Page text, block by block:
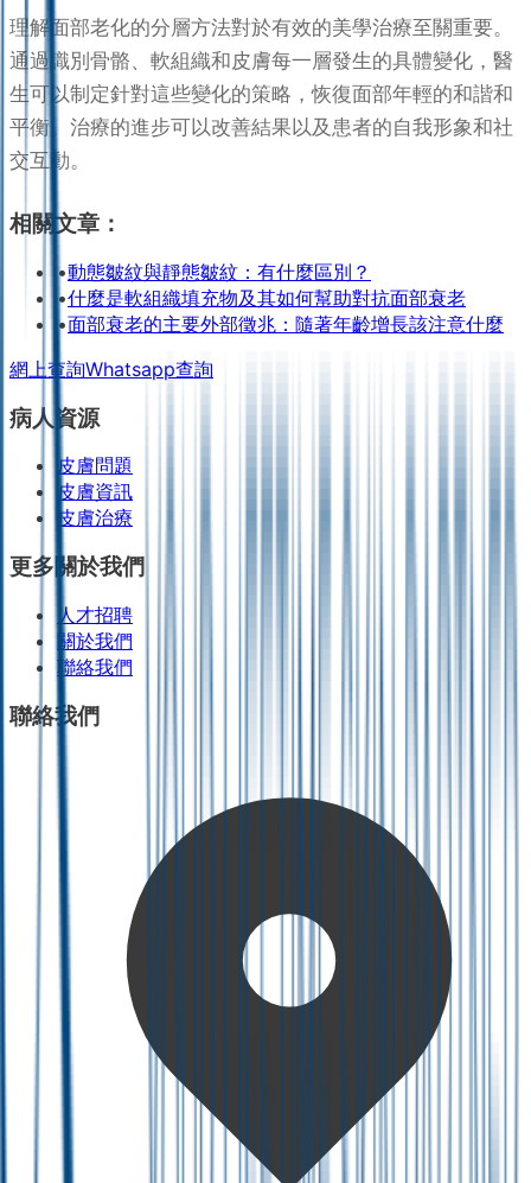
理解面部老化的分層方法對於有效的美學治療至關重要。
通過識別骨骼、軟組織和皮膚每一層發生的具體變化，醫
生可以制定針對這些變化的策略，恢復面部年輕的和諧和
平衡。治療的進步可以改善結果以及患者的自我形象和社
交互動。
相關文章：
•動態皺紋與靜態皺紋：有什麼區別？
•什麼是軟組織填充物及其如何幫助對抗面部衰老
•面部衰老的主要外部徵兆：隨著年齡增長該注意什麼
網上查詢Whatsapp查詢
病人資源
皮膚問題
皮膚資訊
皮膚治療
更多關於我們
人才招聘
關於我們
聯絡我們
聯絡我們